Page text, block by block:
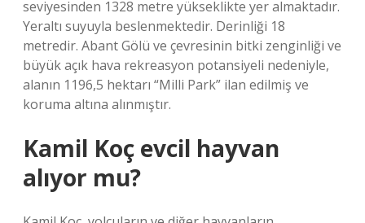
seviyesinden 1328 metre yükseklikte yer almaktadır.
Yeraltı suyuyla beslenmektedir. Derinliği 18
metredir. Abant Gölü ve çevresinin bitki zenginliği ve
büyük açık hava rekreasyon potansiyeli nedeniyle,
alanın 1196,5 hektarı “Milli Park” ilan edilmiş ve
koruma altına alınmıştır.
Kamil Koç evcil hayvan
alıyor mu?